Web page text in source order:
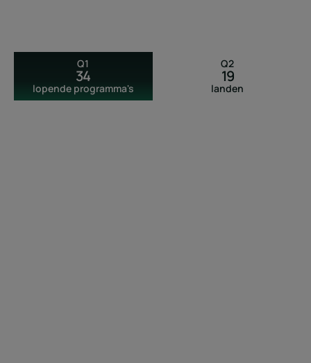
Q1
34
lopende programma's
Q2
19
landen